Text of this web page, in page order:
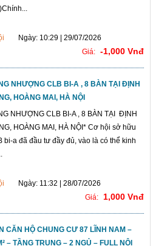
Ngày: 10:29 | 29/07/2026
Giá: -1,000 Vnđ
NHƯỢNG CLB BI-A , 8 BÀN TẠI ĐỊNH
HOÀNG MAI, HÀ NỘI
NHƯỢNG CLB BI-A , 8 BÀN TẠI ĐỊNH
HOÀNG MAI, HÀ NỘI* Cơ hội sở hữu
bi-a đã đầu tư đầy đủ, vào là có thể kinh
Ngày: 11:32 | 28/07/2026
Giá:
1,000 Vnđ
CĂN HỘ CHUNG CƯ 87 LĨNH NAM –
– TẦNG TRUNG – 2 NGỦ – FULL NỘI